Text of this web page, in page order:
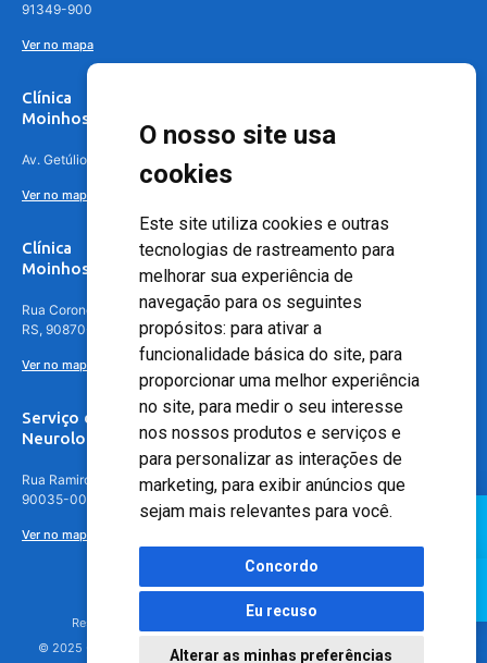
O nosso site usa
cookies
Este site utiliza cookies e outras
tecnologias de rastreamento para
melhorar sua experiência de
navegação para os seguintes
propósitos: para ativar a
funcionalidade básica do site, para
proporcionar uma melhor experiência
no site, para medir o seu interesse
nos nossos produtos e serviços e
para personalizar as interações de
marketing, para exibir anúncios que
sejam mais relevantes para você.
Concordo
Eu recuso
Alterar as minhas preferências
91349-900
Ver no mapa
Clínica
Moinhos de Vento Canoas
Av. Getúlio Vargas, 4841 – Centro, Canoas – RS, 92010-010
Ver no mapa
Clínica
Moinhos de Vento - Teresópolis
Rua Coronel Aparício Borges, 250 - 3º andar - Teresópolis, Porto Alegre -
RS, 90870-016
Ver no mapa
Serviço de
Neurologia
Rua Ramiro Barcelos, 630 – 5º andar – Floresta, Porto Alegre – RS,
90035-001
Ver no mapa
Responsável Técnico: Dr. Luiz Antonio Nasi - CREMERS 11217
© 2025 - Hospital Moinhos de Vento - Registro Empresa (CRM-RS): 425